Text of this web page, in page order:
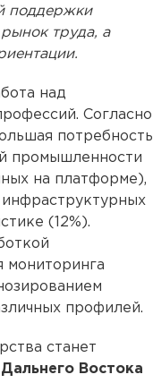
поддержки
труда, а
над
Согласно
потребность
промышленности
на платформе),
(12%).
мониторинга
профилей.
станет
Востока